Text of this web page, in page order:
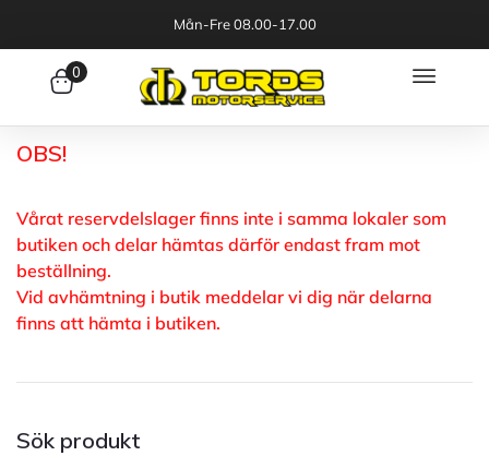
Mån-Fre 08.00-17.00
0
OBS!
Vårat reservdelslager finns inte i samma lokaler som
butiken och delar hämtas därför endast fram mot
beställning.
Vid avhämtning i butik meddelar vi dig när delarna
finns att hämta i butiken.
Sök produkt